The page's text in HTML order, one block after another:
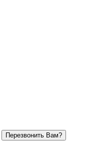
Перезвонить Вам?